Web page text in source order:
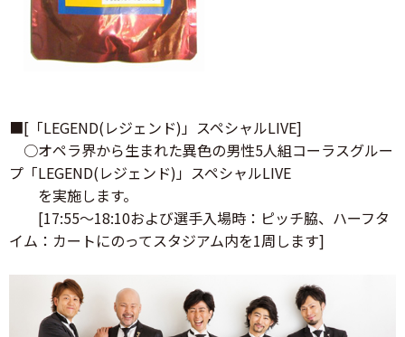
■[「LEGEND(レジェンド)」スペシャルLIVE]
○オペラ界から生まれた異色の男性5人組コーラスグルー
プ「LEGEND(レジェンド)」スペシャルLIVE
を実施します。
[17:55～18:10および選手入場時：ピッチ脇、ハーフタ
イム：カートにのってスタジアム内を1周します]